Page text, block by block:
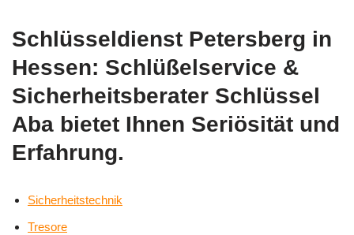
Schlüsseldienst Petersberg in
Hessen: Schlüßelservice &
Sicherheitsberater Schlüssel
Aba bietet Ihnen Seriösität und
Erfahrung.
Sicherheitstechnik
Tresore